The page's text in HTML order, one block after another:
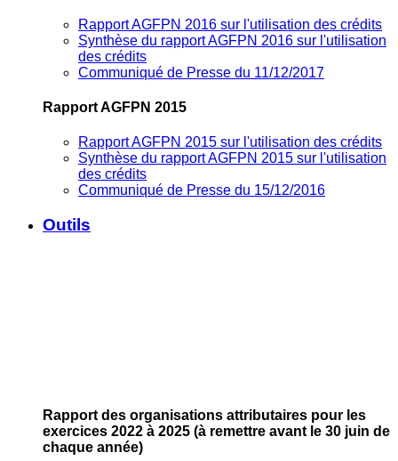
Rapport AGFPN 2016 sur l'utilisation des crédits
Synthèse du rapport AGFPN 2016 sur l'utilisation
des crédits
Communiqué de Presse du 11/12/2017
Rapport AGFPN 2015
Rapport AGFPN 2015 sur l'utilisation des crédits
Synthèse du rapport AGFPN 2015 sur l'utilisation
des crédits
Communiqué de Presse du 15/12/2016
Outils
Rapport des organisations attributaires pour les
exercices 2022 à 2025 (à remettre avant le 30 juin de
chaque année)